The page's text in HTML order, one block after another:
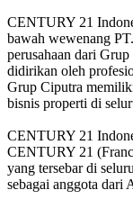
CENTURY 21
bawah wewenang
perusahaan dari
didirikan oleh
Grup Ciputra
bisnis properti di
CENTURY 21
CENTURY 21
yang tersebar di
sebagai anggota dari